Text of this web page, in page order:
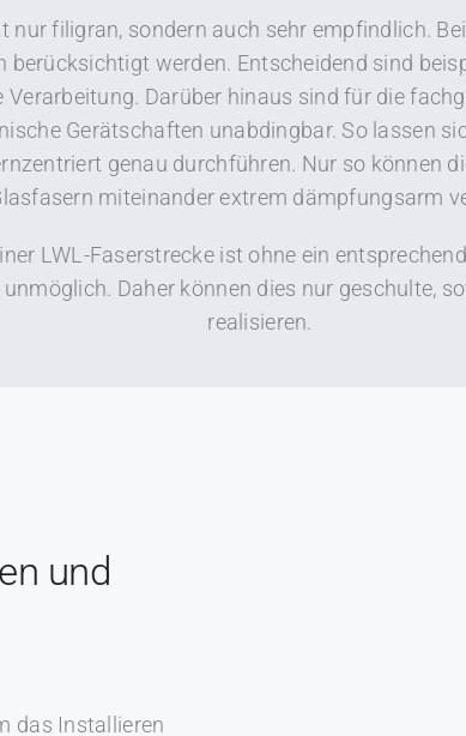
nur filigran, sondern auch sehr empfindlich.
berücksichtigt werden. Entscheidend sind
Verarbeitung. Darüber hinaus sind für die
Gerätschaften unabdingbar. So lassen
genau durchführen. Nur so können
miteinander extrem dämpfungsarm
LWL-Faserstrecke ist ohne ein
Daher können dies nur geschulte,
realisieren.
und
das Installieren